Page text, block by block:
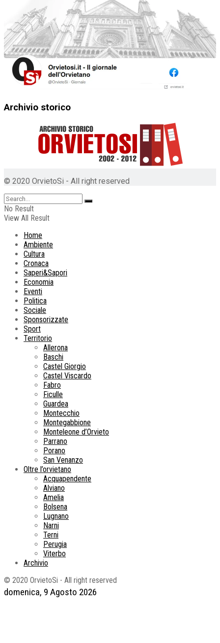
domenica, 9 Agosto 2026
Archivio storico
© 2020 OrvietoSi - All right reserved
No Result
View All Result
Home
Ambiente
Cultura
Cronaca
Saperi&Sapori
Economia
Eventi
Politica
Sociale
Sponsorizzate
Sport
Territorio
Allerona
Baschi
Castel Giorgio
Castel Viscardo
Fabro
Ficulle
Guardea
Montecchio
Montegabbione
Monteleone d’Orvieto
Parrano
Porano
San Venanzo
Oltre l’orvietano
Acquapendente
Alviano
Amelia
Bolsena
Lugnano
Narni
Terni
Perugia
Viterbo
Archivio
© 2020 OrvietoSi - All right reserved